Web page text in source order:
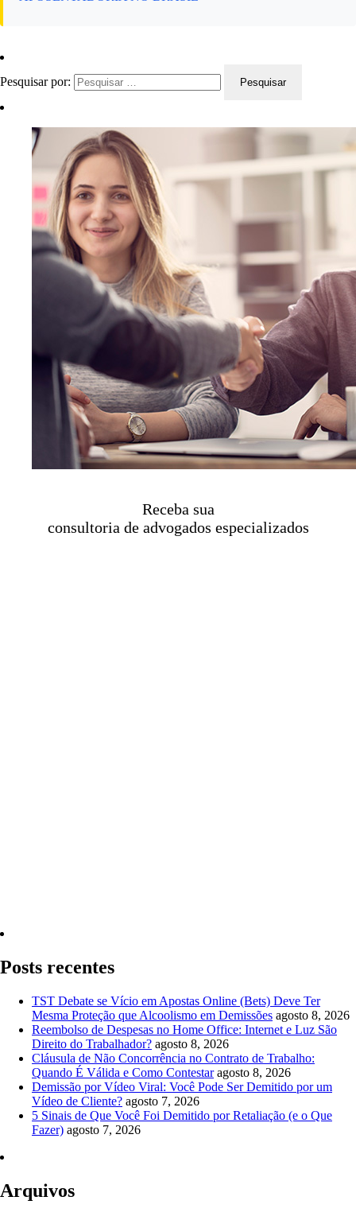
Pesquisar por:
Receba sua
consultoria de advogados especializados
Posts recentes
TST Debate se Vício em Apostas Online (Bets) Deve Ter
Mesma Proteção que Alcoolismo em Demissões agosto 8, 2026
Reembolso de Despesas no Home Office: Internet e Luz São
Direito do Trabalhador? agosto 8, 2026
Cláusula de Não Concorrência no Contrato de Trabalho:
Quando É Válida e Como Contestar agosto 8, 2026
Demissão por Vídeo Viral: Você Pode Ser Demitido por um
Vídeo de Cliente? agosto 7, 2026
5 Sinais de Que Você Foi Demitido por Retaliação (e o Que
Fazer) agosto 7, 2026
Arquivos